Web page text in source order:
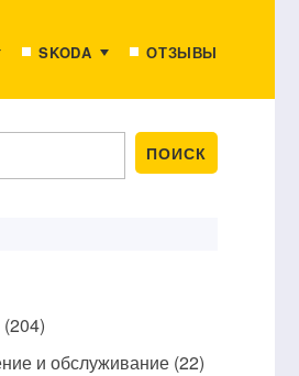
SKODA ОТЗЫВЫ
(204)
и обслуживание(22)